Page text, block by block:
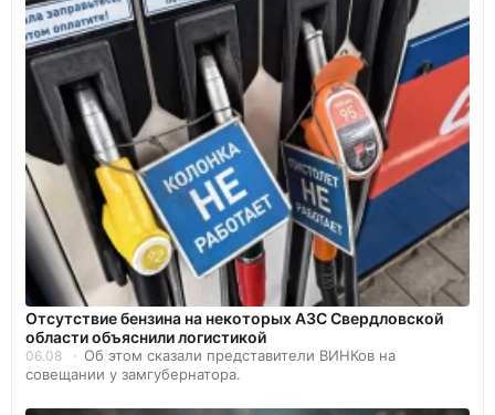
Отсутствие бензина на некоторых АЗС Свердловской
области объяснили логистикой
06.08
Об этом сказали представители ВИНКов на
совещании у замгубернатора.